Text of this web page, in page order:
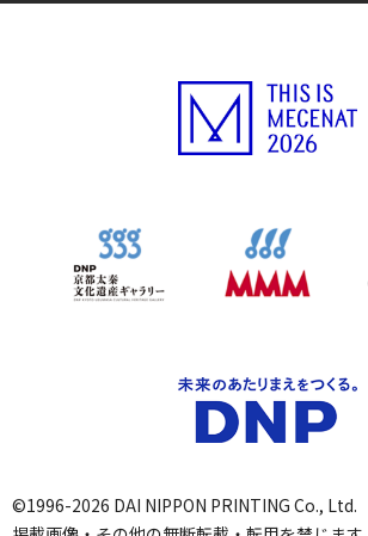
©1996-2026 DAI NIPPON PRINTING Co., Ltd.